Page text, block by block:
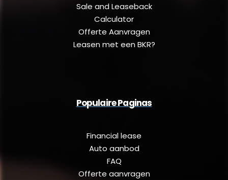
Sale and Leaseback
Calculator
Offerte Aanvragen
Leasen met een BKR?
Populaire Paginas
Financial lease
Auto aanbod
FAQ
Offerte aanvragen